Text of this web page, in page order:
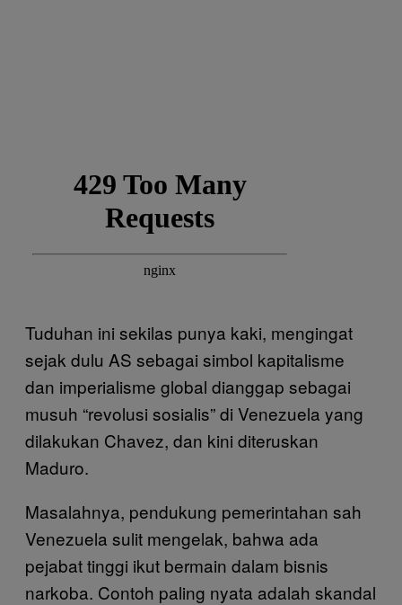
Tuduhan ini sekilas punya kaki, mengingat
sejak dulu AS sebagai simbol kapitalisme
dan imperialisme global dianggap sebagai
musuh “revolusi sosialis” di Venezuela yang
dilakukan Chavez, dan kini diteruskan
Maduro.
Masalahnya, pendukung pemerintahan sah
Venezuela sulit mengelak, bahwa ada
pejabat tinggi ikut bermain dalam bisnis
narkoba. Contoh paling nyata adalah skandal